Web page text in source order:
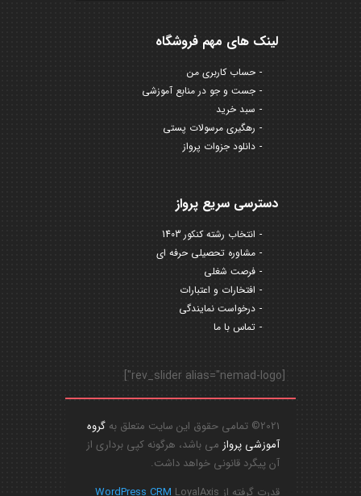
لینک های مهم فروشگاه
حساب کاربری من
جست و جو در منابع آموزشی
سبد خرید
رهگیری مرسولات پستی
دانلود جزوات پرواز
دسترسی سریع پرواز
انتخاب رشته کنکور 1403
مشاوره تحصیلی حرفه ای
فرصت شغلی
افتخارات و اعتبارات
درخواست نمایندگی
تماس با ما
[rev_slider alias="nemad-logo"]
2021© تمامی حقوق این سایت متعلق به
گروه
آموزشی پروازمی باشد، هرگونه کپی برداری از
آن پیگرد قانونی خواهد داشت.